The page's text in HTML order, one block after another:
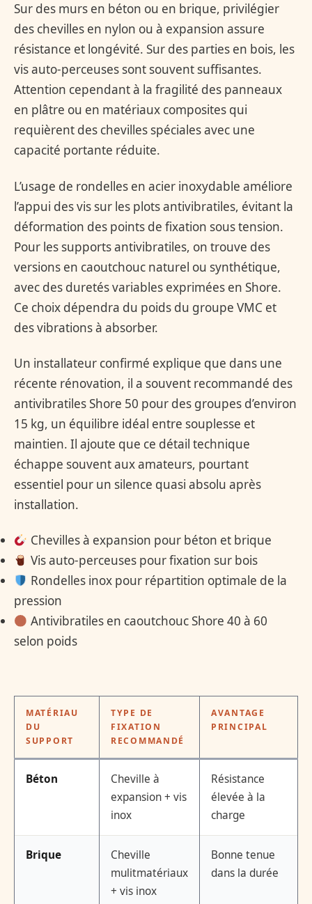
Sur des murs en béton ou en brique, privilégier
des chevilles en nylon ou à expansion assure
résistance et longévité. Sur des parties en bois, les
vis auto-perceuses sont souvent suffisantes.
Attention cependant à la fragilité des panneaux
en plâtre ou en matériaux composites qui
requièrent des chevilles spéciales avec une
capacité portante réduite.
L’usage de rondelles en acier inoxydable améliore
l’appui des vis sur les plots antivibratiles, évitant la
déformation des points de fixation sous tension.
Pour les supports antivibratiles, on trouve des
versions en caoutchouc naturel ou synthétique,
avec des duretés variables exprimées en Shore.
Ce choix dépendra du poids du groupe VMC et
des vibrations à absorber.
Un installateur confirmé explique que dans une
récente rénovation, il a souvent recommandé des
antivibratiles Shore 50 pour des groupes d’environ
15 kg, un équilibre idéal entre souplesse et
maintien. Il ajoute que ce détail technique
échappe souvent aux amateurs, pourtant
essentiel pour un silence quasi absolu après
installation.
Chevilles à expansion pour béton et brique
Vis auto-perceuses pour fixation sur bois
Rondelles inox pour répartition optimale de la
pression
Antivibratiles en caoutchouc Shore 40 à 60
selon poids
MATÉRIAU
DU
SUPPORT
TYPE DE
FIXATION
RECOMMANDÉ
AVANTAGE
PRINCIPAL
Béton
Cheville à
expansion + vis
inox
Résistance
élevée à la
charge
Brique
Cheville
mulitmatériaux
+ vis inox
Bonne tenue
dans la durée